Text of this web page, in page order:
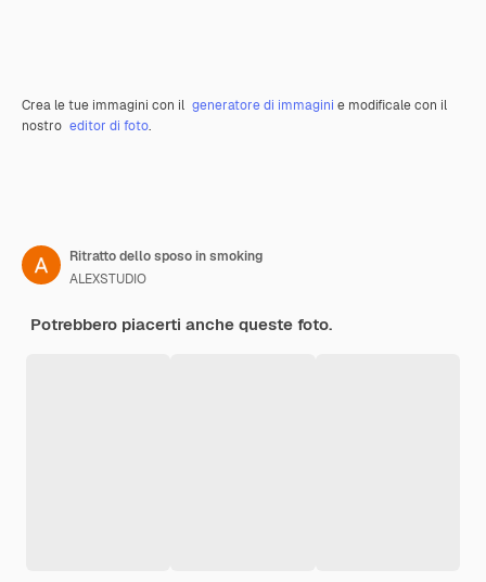
Crea le tue immagini con il generatore di immagini e modificale con il
nostro editor di foto.
Ritratto dello sposo in smoking
ALEXSTUDIO
Potrebbero piacerti anche queste foto.